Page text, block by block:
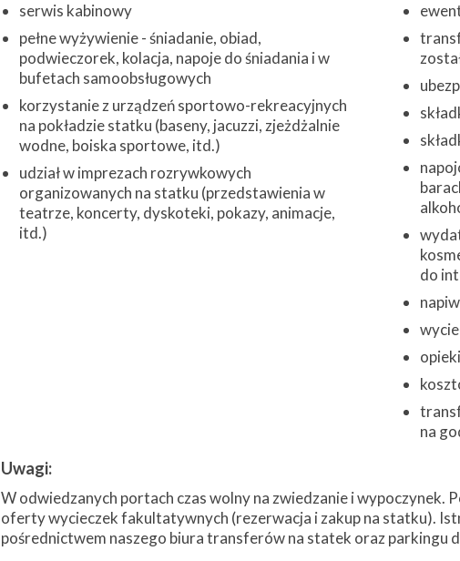
serwis kabinowy
pełne wyżywienie - śniadanie, obiad,
podwieczorek, kolacja, napoje do śniadania i w
bufetach samoobsługowych
korzystanie z urządzeń sportowo-rekreacyjnych
na pokładzie statku (baseny, jacuzzi, zjeżdżalnie
wodne, boiska sportowe, itd.)
udział w imprezach rozrywkowych
organizowanych na statku (przedstawienia w
teatrze, koncerty, dyskoteki, pokazy, animacje,
itd.)
do
na
Uwagi:
W odwiedzanych portach czas wolny na zwiedzanie i wypoczynek.
oferty wycieczek fakultatywnych (rezerwacja i zakup na statku).
pośrednictwem naszego biura transferów na statek oraz parkingu